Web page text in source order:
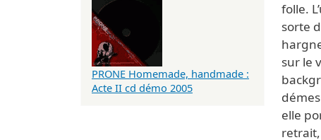
folle.
sorte
sur le
elle
PRONE Homemade, handmade :
Acte II cd démo 2005